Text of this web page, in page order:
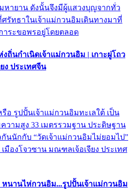
หายาน ดังนั้นจึงมีผู้แสวงบุญจากทั่ว
รัทธาในเจ้าแม่กวนอิมเดินทางมาที่
าระขอพรอยู่โดยตลอด
ถิ่นกำเนิดเจ้าแม่กวนอิม | เกาะผู่โถว
ง ประเทศจีน
อ รูปปั้นเจ้าแม่กวนอิมทะเลใต้ เป็น
วามสูง 33 เมตรรวมฐาน ประดิษฐาน
กันนักกับ “วัดเจ้าแม่กวนอิมไม่ยอมไป”
มืองโจวซาน มณฑลเจ้อเจียง ประเทศ
หนานไห่กวนอิม...รูปปั้นเจ้าแม่กวนอิม